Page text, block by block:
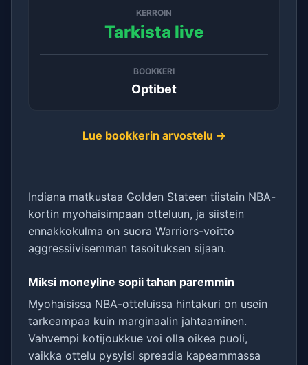
KERROIN
Tarkista live
BOOKKERI
Optibet
Lue bookkerin arvostelu →
Indiana matkustaa Golden Stateen tiistain NBA-
kortin myohaisimpaan otteluun, ja siistein
ennakkokulma on suora Warriors-voitto
aggressiivisemman tasoituksen sijaan.
Miksi moneyline sopii tahan paremmin
Myohaisissa NBA-otteluissa hintakuri on usein
tarkeampaa kuin marginaalin jahtaaminen.
Vahvempi kotijoukkue voi olla oikea puoli,
vaikka ottelu pysyisi spreadia kapeammassa